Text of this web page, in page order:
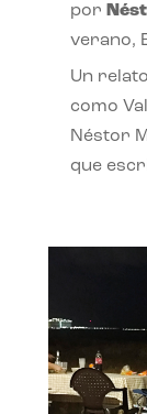
por
verano,
Un
como
Néstor
que